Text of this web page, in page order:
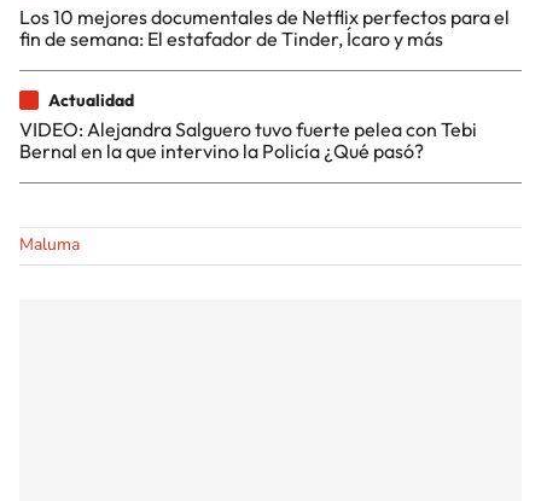
Los 10 mejores documentales de Netflix perfectos para el
fin de semana: El estafador de Tinder, Ícaro y más
Actualidad
VIDEO: Alejandra Salguero tuvo fuerte pelea con Tebi
Bernal en la que intervino la Policía ¿Qué pasó?
Maluma